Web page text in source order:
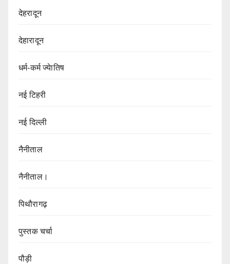
देहरादून
देहारादून
धर्म-कर्म ज्येातिष
नई टिहरी
नई दिल्ली
नैनीताल
नैनीताल।
पिथौरागढ़
पुस्तक चर्चा
पौड़ी